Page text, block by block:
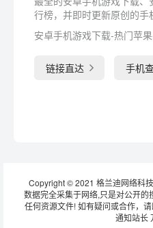
行榜，并即时更新原创的手
安卓手机游戏下载-热门苹
链接直达 手机
Copyright © 2021 格兰迪网络科
数据完全采集于网络,只是对公开
任何资源文件! 如有疑问或合作，
通知站长